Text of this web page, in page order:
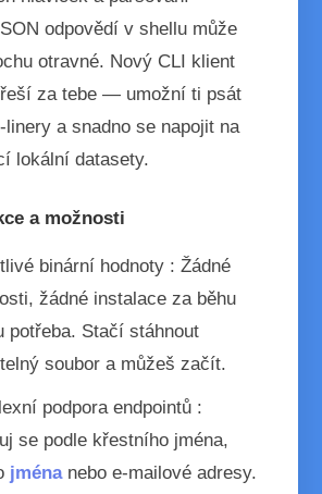
odpovědí v shellu může
otravné. Nový CLI klient
za tebe — umožní ti psát
linery a snadno se napojit na
lokální datasety.
a možnosti
binární hodnoty : Žádné
žádné instalace za běhu
potřeba. Stačí stáhnout
soubor a můžeš začít.
podpora endpointů :
se podle křestního jména,
jménanebo e‑mailové adresy.